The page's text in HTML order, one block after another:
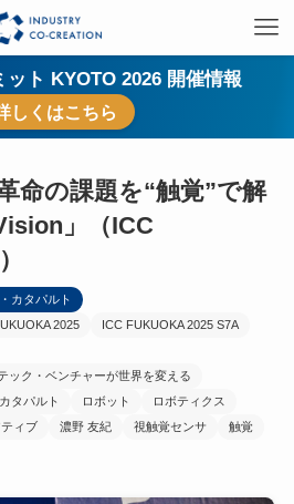
ット KYOTO 2026 開催情報
しくはこちら
命の課題を“触覚”で解
」（ICC
カタパルト
2025
ICC FUKUOKA 2025 S7A
ック・ベンチャーが世界を変える
タパルト ロボット
ロボティクス
ィブ
濃野 友紀 視触覚センサ 触覚